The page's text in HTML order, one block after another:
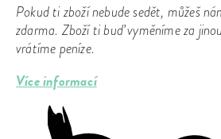
Pokud ti zboží nebude sedět, můžeš
zdarma. Zboží ti buď vyměníme za
vrátíme peníze.
Více informací